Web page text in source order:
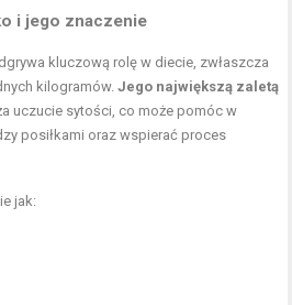
i jego znaczenie
kluczową rolę w diecie, zwłaszcza
kilogramów.Jego największą zaletą
uczucie sytości, co może pomóc w
posiłkami oraz wspierać proces
jak: